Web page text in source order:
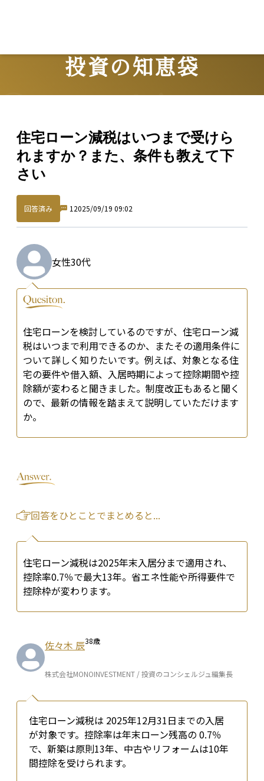
投資の知恵袋
住宅ローン減税はいつまで受けら
れますか？また、条件も教えて下
さい
回答済み 1 2025/09/19 09:02
女性30代
住宅ローンを検討しているのですが、住宅ローン減
税はいつまで利用できるのか、またその適用条件に
ついて詳しく知りたいです。例えば、対象となる住
宅の要件や借入額、入居時期によって控除期間や控
除額が変わると聞きました。制度改正もあると聞く
ので、最新の情報を踏まえて説明していただけます
か。
回答をひとことでまとめると...
住宅ローン減税は2025年末入居分まで適用され、
控除率0.7％で最大13年。省エネ性能や所得要件で
控除枠が変わります。
佐々木 辰38歳
株式会社MONOINVESTMENT / 投資のコンシェルジュ編集長
住宅ローン減税は 2025年12月31日までの入居
が対象です。控除率は年末ローン残高の 0.7％
で、新築は原則13年、中古やリフォームは10年
間控除を受けられます。